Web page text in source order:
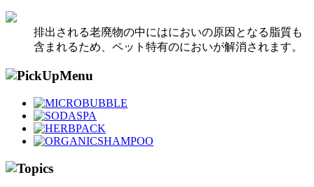
排出される老廃物の中にはにおいの原因となる脂質も
含まれるため、ペット特有のにおいが解消されます。